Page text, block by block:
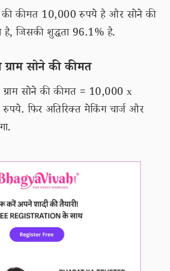
कीमत 10,000 रुपये है और सोने की
जिसकी शुद्धता 96.1% है.
सोने की कीमत
ग्राम सोने की कीमत = 10,000 x
फिर अतिरिक्त मेकिंग चार्ज और